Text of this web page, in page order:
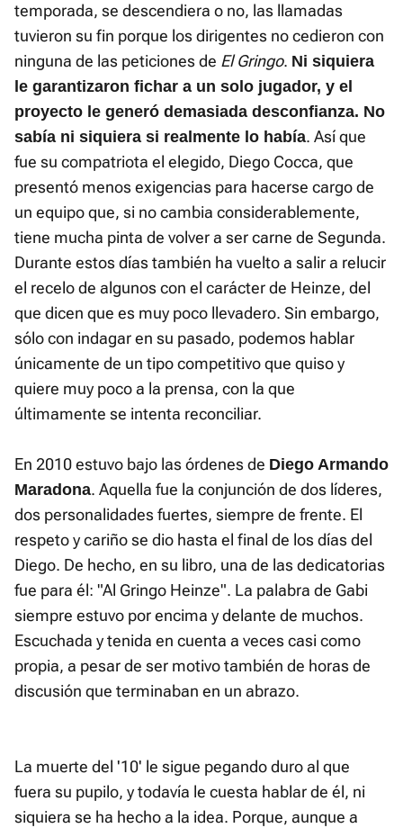
temporada, se descendiera o no, las llamadas
tuvieron su fin porque los dirigentes no cedieron con
ninguna de las peticiones de El Gringo. Ni siquiera
le garantizaron fichar a un solo jugador, y el
proyecto le generó demasiada desconfianza. No
sabía ni siquiera si realmente lo había. Así que
fue su compatriota el elegido, Diego Cocca, que
presentó menos exigencias para hacerse cargo de
un equipo que, si no cambia considerablemente,
tiene mucha pinta de volver a ser carne de Segunda.
Durante estos días también ha vuelto a salir a relucir
el recelo de algunos con el carácter de Heinze, del
que dicen que es muy poco llevadero. Sin embargo,
sólo con indagar en su pasado, podemos hablar
únicamente de un tipo competitivo que quiso y
quiere muy poco a la prensa, con la que
últimamente se intenta reconciliar.
En 2010 estuvo bajo las órdenes de Diego Armando
Maradona. Aquella fue la conjunción de dos líderes,
dos personalidades fuertes, siempre de frente. El
respeto y cariño se dio hasta el final de los días del
Diego. De hecho, en su libro, una de las dedicatorias
fue para él: "Al Gringo Heinze". La palabra de Gabi
siempre estuvo por encima y delante de muchos.
Escuchada y tenida en cuenta a veces casi como
propia, a pesar de ser motivo también de horas de
discusión que terminaban en un abrazo.
La muerte del '10' le sigue pegando duro al que
fuera su pupilo, y todavía le cuesta hablar de él, ni
siquiera se ha hecho a la idea. Porque, aunque a